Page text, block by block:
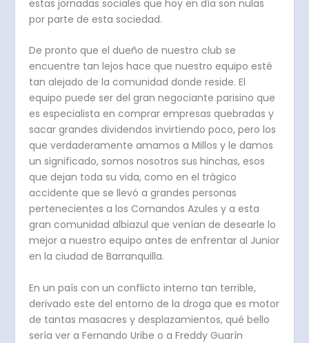
estas jornadas sociales que hoy en día son nulas
por parte de esta sociedad.
De pronto que el dueño de nuestro club se
encuentre tan lejos hace que nuestro equipo esté
tan alejado de la comunidad donde reside. El
equipo puede ser del gran negociante parisino que
es especialista en comprar empresas quebradas y
sacar grandes dividendos invirtiendo poco, pero los
que verdaderamente amamos a Millos y le damos
un significado, somos nosotros sus hinchas, esos
que dejan toda su vida, como en el trágico
accidente que se llevó a grandes personas
pertenecientes a los Comandos Azules y a esta
gran comunidad albiazul que venían de desearle lo
mejor a nuestro equipo antes de enfrentar al Junior
en la ciudad de Barranquilla.
En un país con un conflicto interno tan terrible,
derivado este del entorno de la droga que es motor
de tantas masacres y desplazamientos, qué bello
sería ver a Fernando Uribe o a Freddy Guarín